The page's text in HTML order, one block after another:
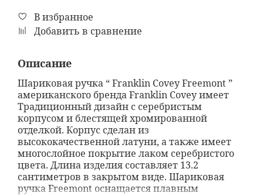
В избранное
Добавить в сравнение
Описание
Шариковая ручка “ Franklin Covey Freemont ”
американского бренда Franklin Covey имеет
Традиционный дизайн с серебристым
корпусом и блестящей хромированной
отделкой. Корпус сделан из
высококачественной латуни, а также имеет
многослойное покрытие лаком серебристого
цвета. Длина изделия составляет 13.2
сантиметров в закрытом виде. Шариковая
ручка Freemont оснащается плавным